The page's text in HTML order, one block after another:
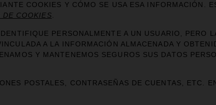
COOKIES Y CÓMO SE USA ESA INFORMACIÓN.
DE COOKIES.
PERSONALMENTE A UN USUARIO, PERO
A LA INFORMACIÓN ALMACENADA Y
Y MANTENEMOS SEGUROS SUS DATOS
POSTALES, CONTRASEÑAS DE CUENTAS, ETC.